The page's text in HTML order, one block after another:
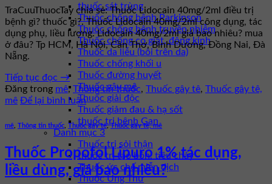
thuốc sát trùng
Thuốc chống bệnh Parkinson
Thuốc chống bệnh truyền nhiễm
Thuốc chống co giật, động kinh
Thuốc da liễu (bôi trên da)
Thuốc chống khối u
Thuốc đường huyết
Thuốc gây mê
Thuốc giải độc
Thuốc giảm đau & hạ sốt
thuốc trị bệnh Gan
Danh mục 3
Thuốc trị sỏi thận
thuốc trị táo bón, tiêu chảy
Thuốc ức chế miễn dịch
Thuốc Ung Thư
TraCuuThuocTay chia sẻ: Thuốc Lidocain 40mg/2ml điều trị
bệnh gì? thuốc gì?. Thuốc Lidocain 40mg/2ml công dụng, tác
dụng phụ, liều lượng. Lidocain 40mg/2ml giá bao nhiêu? mua
ở đâu? Tp HCM, Hà Nội, Cần Thơ, Bình Dương, Đồng Nai, Đà
Nẵng.
Tiếp tục đọc →
Đăng trong mê,Thông tin thuốc, Thuốc gây tê, Thuốc gây tê,
mê Để lại bình luận
mê, Thông tin thuốc, Thuốc gây tê,Thuốc gây tê, mê
Thuốc Propofol Lipuro 1% tác dụng,
liều dùng, giá bao nhiêu?